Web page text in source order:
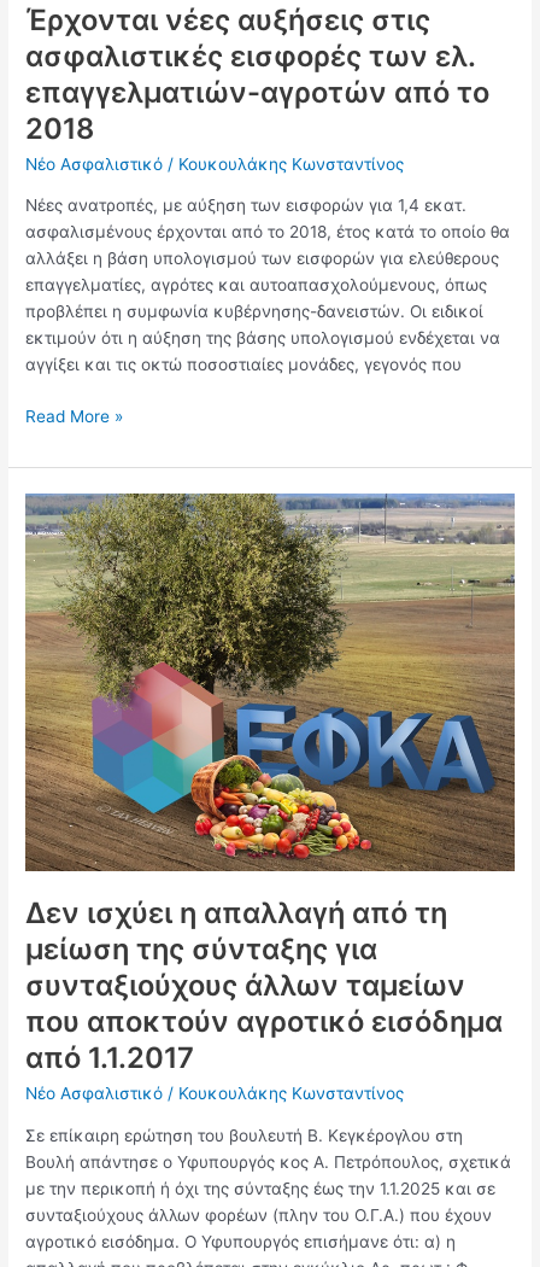
Έρχονται νέες αυξήσεις στις
ασφαλιστικές εισφορές των ελ.
επαγγελματιών-αγροτών από το
2018
Νέο Ασφαλιστικό / Κουκουλάκης Κωνσταντίνος
Νέες ανατροπές, με αύξηση των εισφορών για 1,4 εκατ.
ασφαλισμένους έρχονται από το 2018, έτος κατά το οποίο θα
αλλάξει η βάση υπολογισμού των εισφορών για ελεύθερους
επαγγελματίες, αγρότες και αυτοαπασχολούμενους, όπως
προβλέπει η συμφωνία κυβέρνησης-δανειστών. Οι ειδικοί
εκτιμούν ότι η αύξηση της βάσης υπολογισμού ενδέχεται να
αγγίξει και τις οκτώ ποσοστιαίες μονάδες, γεγονός που
Read More »
Δεν ισχύει η απαλλαγή από τη
μείωση της σύνταξης για
συνταξιούχους άλλων ταμείων
που αποκτούν αγροτικό εισόδημα
από 1.1.2017
Νέο Ασφαλιστικό / Κουκουλάκης Κωνσταντίνος
Σε επίκαιρη ερώτηση του βουλευτή Β. Κεγκέρογλου στη
Βουλή απάντησε ο Υφυπουργός κος Α. Πετρόπουλος, σχετικά
με την περικοπή ή όχι της σύνταξης έως την 1.1.2025 και σε
συνταξιούχους άλλων φορέων (πλην του Ο.Γ.Α.) που έχουν
αγροτικό εισόδημα. Ο Υφυπουργός επισήμανε ότι: α) η
Δεν
ισχύει
η
απαλλαγή
από
τη
μείωση
της
σύνταξης
για
συνταξιούχους
άλλων
ταμείων
που
αποκτούν
αγροτικό
εισόδημα
από
1.1.2017